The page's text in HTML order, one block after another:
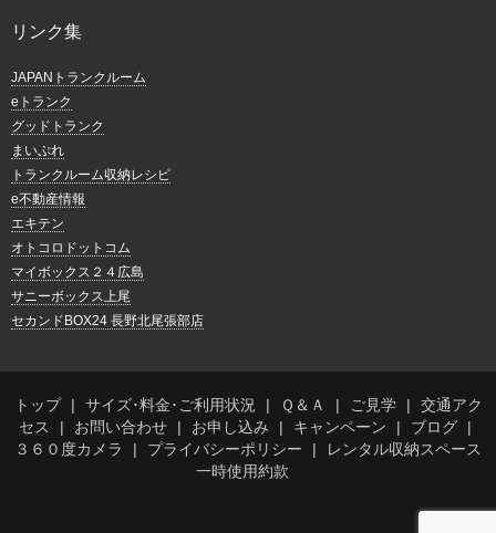
リンク集
JAPANトランクルーム
eトランク
グッドトランク
まいぷれ
トランクルーム収納レシピ
e不動産情報
エキテン
オトコロドットコム
マイボックス２４広島
サニーボックス上尾
セカンドBOX24 長野北尾張部店
トップ サイズ･料金･ご利用状況 Ｑ＆Ａ ご見学
交通アク
セス
お問い合わせ お申し込み キャンペーン
ブログ
３６０度カメラ
プライバシーポリシー
レンタル収納スペース
一時使用約款